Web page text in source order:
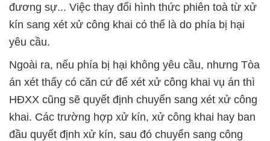
đương sự... Việc thay đổi hình thức phiên toà từ xử
kín sang xét xử công khai có thể là do phía bị hại
yêu cầu.
Ngoài ra, nếu phía bị hại không yêu cầu, nhưng Tòa
án xét thấy có căn cứ để xét xử công khai vụ án thì
HĐXX cũng sẽ quyết định chuyển sang xét xử công
khai. Các trường hợp xử kín, xử công khai hay ban
đầu quyết định xử kín, sau đó chuyển sang công